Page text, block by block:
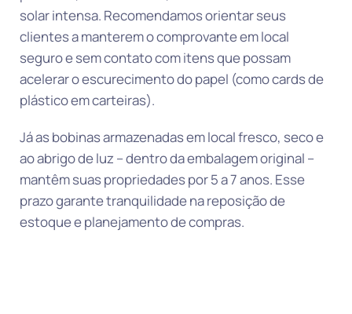
solar intensa. Recomendamos orientar seus
clientes a manterem o comprovante em local
seguro e sem contato com itens que possam
acelerar o escurecimento do papel (como cards de
plástico em carteiras).
Já as bobinas armazenadas em local fresco, seco e
ao abrigo de luz – dentro da embalagem original –
mantêm suas propriedades por 5 a 7 anos. Esse
prazo garante tranquilidade na reposição de
estoque e planejamento de compras.